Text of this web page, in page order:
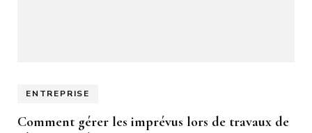
ENTREPRISE
Comment gérer les imprévus lors de travaux de